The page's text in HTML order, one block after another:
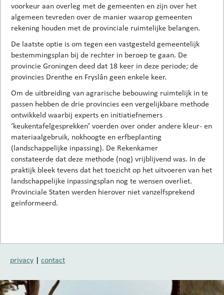
voorkeur aan overleg met de gemeenten en zijn over het
algemeen tevreden over de manier waarop gemeenten
rekening houden met de provinciale ruimtelijke belangen.
De laatste optie is om tegen een vastgesteld gemeentelijk
bestemmingsplan bij de rechter in beroep te gaan. De
provincie Groningen deed dat 18 keer in deze periode; de
provincies Drenthe en Fryslân geen enkele keer.
Om de uitbreiding van agrarische bebouwing ruimtelijk in te
passen hebben de drie provincies een vergelijkbare methode
ontwikkeld waarbij experts en initiatiefnemers
‘keukentafelgesprekken’ voerden over onder andere kleur- en
materiaalgebruik, nokhoogte en erfbeplanting
(landschappelijke inpassing). De Rekenkamer
constateerde dat deze methode (nog) vrijblijvend was. In de
praktijk bleek tevens dat het toezicht op het uitvoeren van het
landschappelijke inpassingsplan nog te wensen overliet.
Provinciale Staten werden hierover niet vanzelfsprekend
geïnformeerd.
privacy | contact